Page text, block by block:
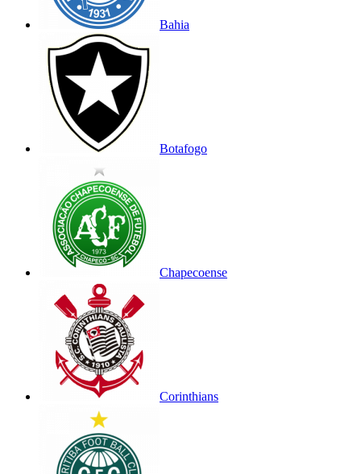
Bahia
Botafogo
Chapecoense
Corinthians